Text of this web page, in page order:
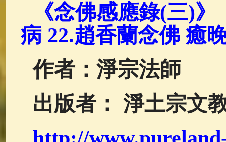
《念佛感應錄(三)
病 22.趙香蘭念佛 癒
作者：淨宗法師
出版者： 淨土宗文